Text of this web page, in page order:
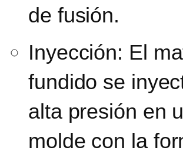
de fusión.
Inyección: El
fundido se
alta presión en
molde con la